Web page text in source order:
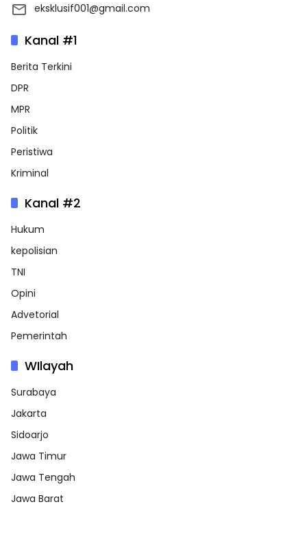
eksklusif001@gmail.com
Kanal #1
Berita Terkini
DPR
MPR
Politik
Peristiwa
Kriminal
Kanal #2
Hukum
kepolisian
TNI
Opini
Advetorial
Pemerintah
WIlayah
Surabaya
Jakarta
Sidoarjo
Jawa Timur
Jawa Tengah
Jawa Barat